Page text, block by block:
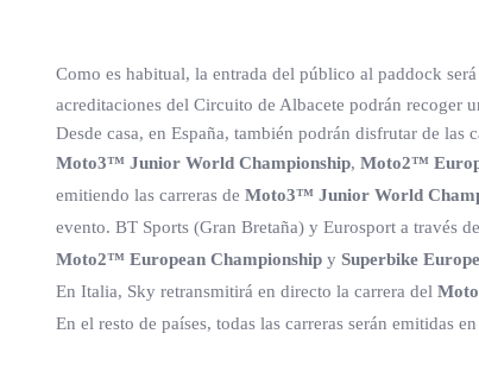
Como es habitual, la entrada del público al paddock
acreditaciones del Circuito de Albacete podrán recoger
Desde casa, en España, también podrán disfrutar de
Moto3™ Junior World Championship, Moto2™
emitiendo las carreras de Moto3™ Junior World
evento. BT Sports (Gran Bretaña) y Eurosport a través
Moto2™ European Championship y Superbike
En Italia, Sky retransmitirá en directo la carrera del
En el resto de países, todas las carreras serán emitidas